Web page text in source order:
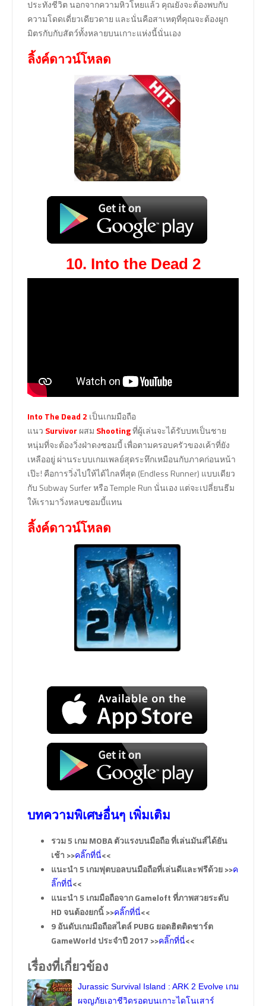
ประทังชีวิต นอกจากความหิวโหยแล้ว คุณยังจะต้องพบกับ
ความโดดเดี่ยวเดียวดาย และนั่นคือสาเหตุที่คุณจะต้องผูก
มิตรกับกับสัตว์ทั้งหลายบนเกาะแห่งนี้นั่นเอง
ลิ้งค์ดาวน์โหลด
10. Into the Dead 2
Into The Dead 2 เป็นเกมมือถือ
แนว Survivor ผสม Shootingที่ผู้เล่นจะได้รับบทเป็นชาย
หนุ่มที่จะต้องวิ่งฝ่าดงซอมบี้ เพื่อตามครอบครัวของเค้าที่ยัง
เหลืออยู่ ผ่านระบบเกมเพลย์สุดระทึกเหมือนกับภาคก่อนหน้า
เป๊ะ! คือการวิ่งไปให้ได้ไกลที่สุด (Endless Runner) แบบเดียว
กับ Subway Surfer หรือ Temple Run นั่นเอง แต่จะเปลี่ยนธีม
ให้เรามาวิ่งหลบซอมบี้แทน
ลิ้งค์ดาวน์โหลด
บทความพิเศษอื่นๆ เพิ่มเติม
รวม 5 เกม MOBA ตัวแรงบนมือถือ ที่เล่นมันส์ได้ยัน
เช้า >>คลิ๊กที่นี่<<
แนะนำ 5 เกมฟุตบอลบนมือถือที่เล่นดีและฟรีด้วย >>ค
ลิ๊กที่นี่<<
แนะนำ 5 เกมมือถือจาก Gameloft ที่ภาพสวยระดับ
HD จนต้องยกนิ้ >>คลิ๊กที่นี่<<
9 อันดับเกมมือถือสไตล์ PUBG ยอดฮิตติดชาร์ต
GameWorld ประจำปี 2017 >>คลิ๊กที่นี่<<
เรื่องที่เกี่ยวข้อง
Jurassic Survival Island : ARK 2 Evolve เกม
ผจญภัยเอาชีวิดรอดบนเกาะไดโนเสาร์